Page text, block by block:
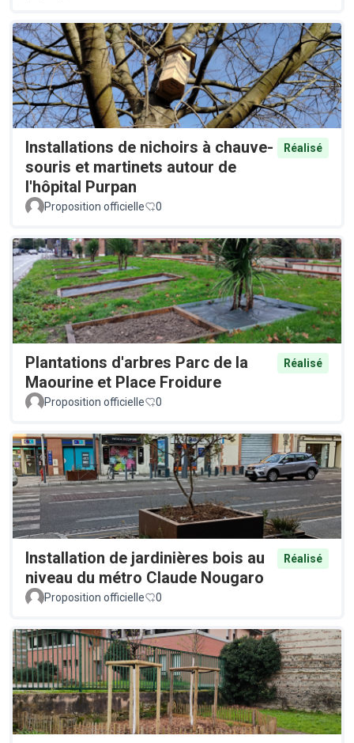
Installations de nichoirs à chauve-
souris et martinets autour de
l'hôpital Purpan
Réalisé
Proposition officielle 0
Plantations d'arbres Parc de la
Maourine et Place Froidure
Réalisé
Proposition officielle 0
Installation de jardinières bois au
niveau du métro Claude Nougaro
Réalisé
Proposition officielle 0